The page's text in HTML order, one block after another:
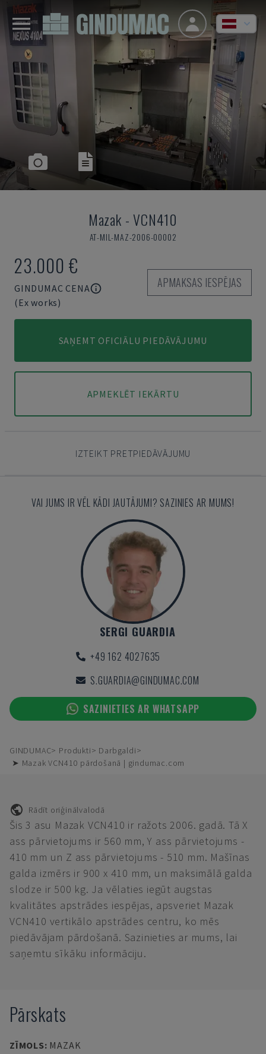
Mazak -VCN410
AT-MIL-MAZ-2006-00002
23.000 €
GINDUMAC CENA
(Ex works)
APMAKSAS IESPĒJAS
SAŅEMT OFICIĀLU PIEDĀVĀJUMU
APMEKLĒT IEKĀRTU
IZTEIKT PRETPIEDĀVĀJUMU
VAI JUMS IR VĒL KĀDI JAUTĀJUMI? SAZINIES AR MUMS!
SERGI GUARDIA
+49 162 4027635
S.GUARDIA@GINDUMAC.COM
SAZINIETIES AR WHATSAPP
GINDUMAC Produkti
Darbgaldi
➤ Mazak VCN410 pārdošanā | gindumac.com
Rādīt oriģinālvalodā
Šis 3 asu Mazak VCN410 ir ražots 2006. gadā. Tā X
ass pārvietojums ir 560 mm, Y ass pārvietojums -
410 mm un Z ass pārvietojums - 510 mm. Mašīnas
galda izmērs ir 900 x 410 mm, un maksimālā galda
slodze ir 500 kg. Ja vēlaties iegūt augstas
kvalitātes apstrādes iespējas, apsveriet Mazak
VCN410 vertikālo apstrādes centru, ko mēs
piedāvājam pārdošanā. Sazinieties ar mums, lai
saņemtu sīkāku informāciju.
Pārskats
ZĪMOLS: MAZAK